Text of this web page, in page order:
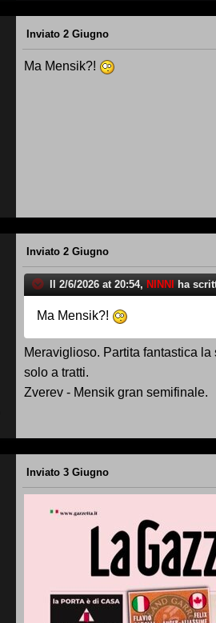
Inviato 2 Giugno
Ma Mensik?!
Inviato 2 Giugno
Il 2/6/2026 at 20:54, NINNI ha
Ma Mensik?!
Meraviglioso. Partita fantastica
solo a tratti.
Zverev - Mensik gran semifinale.
Inviato 3 Giugno